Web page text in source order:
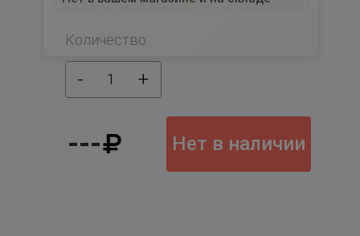
Количество:
- 1 +
--- Нет в наличии